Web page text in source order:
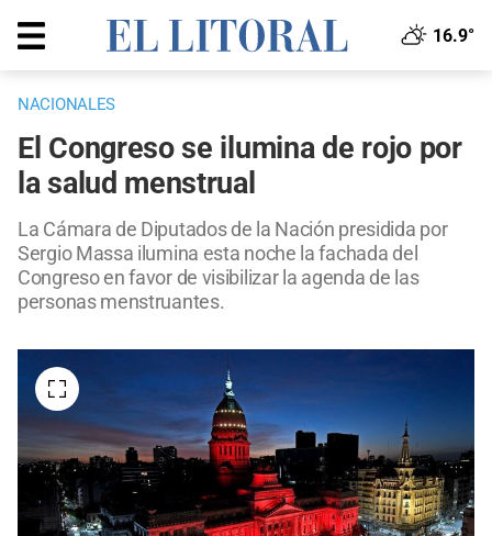
16.9°
NACIONALES
El Congreso se ilumina de rojo por
la salud menstrual
La Cámara de Diputados de la Nación presidida por
Sergio Massa ilumina esta noche la fachada del
Congreso en favor de visibilizar la agenda de las
personas menstruantes.